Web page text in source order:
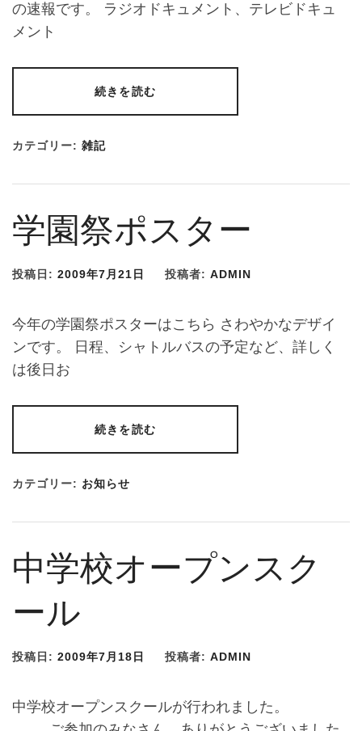
の速報です。 ラジオドキュメント、テレビドキュ
メント
続きを読む
カテゴリー: 雑記
学園祭ポスター
投稿日: 2009年7月21日 投稿者: ADMIN
今年の学園祭ポスターはこちら さわやかなデザイ
ンです。 日程、シャトルバスの予定など、詳しく
は後日お
続きを読む
カテゴリー: お知らせ
中学校オープンスク
ール
投稿日: 2009年7月18日 投稿者: ADMIN
中学校オープンスクールが行われました。